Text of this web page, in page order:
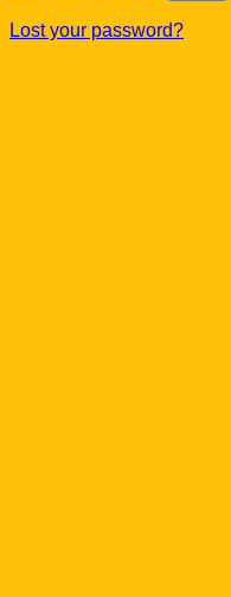
Lost your password?